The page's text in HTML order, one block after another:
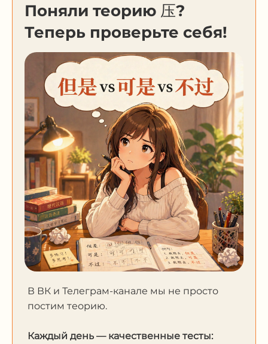
Поняли теорию 压?
Теперь проверьте себя!
В ВК и Телеграм-канале мы не просто
постим теорию.
Каждый день — качественные тесты: